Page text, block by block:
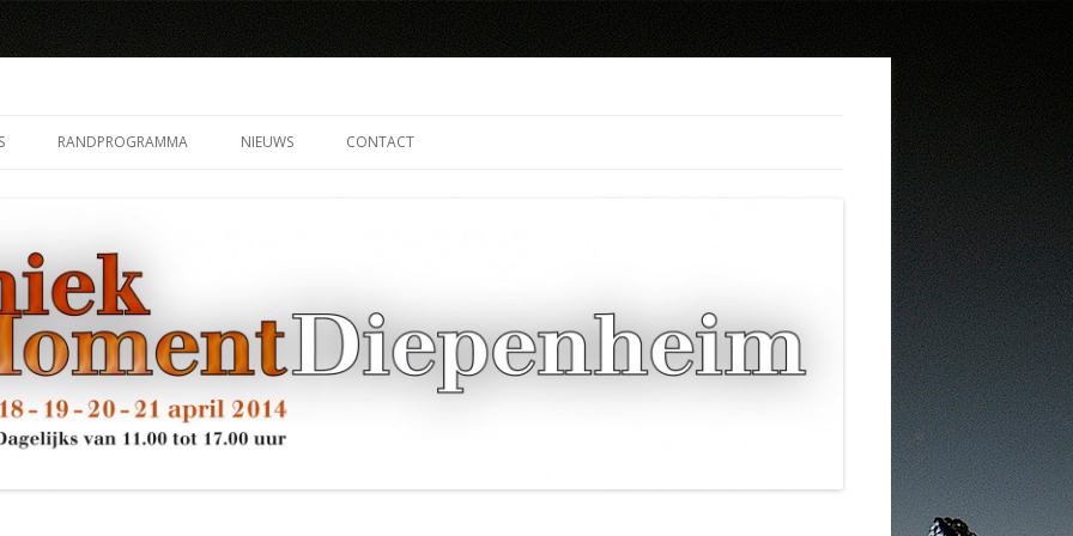
naar
RANDPROGRAMMA NIEUWS CONTACT